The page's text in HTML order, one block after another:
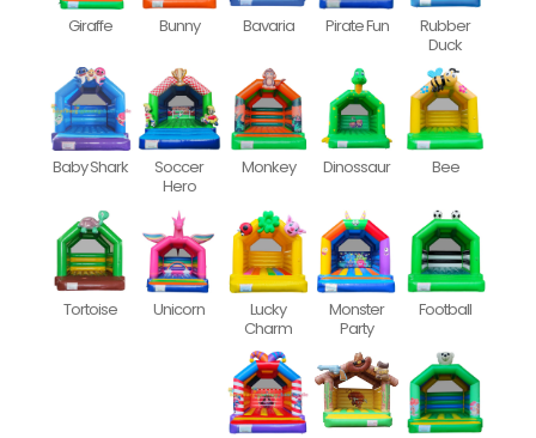
Rubber
Duck
Pirate Fun
Bavaria
Bunny
Giraffe
Bee
Dinossaur
Monkey
Soccer
Hero
Baby Shark
Football
Monster
Party
Lucky
Charm
Unicorn
Tortoise